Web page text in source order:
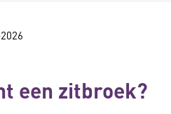
een zitbroek?